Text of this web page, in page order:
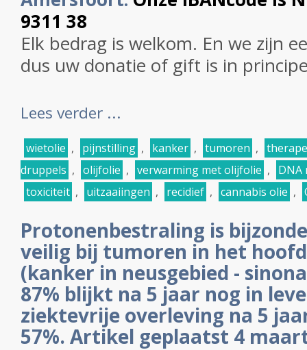
9311 38
Elk bedrag is welkom. En we zijn
dus uw donatie of gift is in
Lees verder ...
wietolie , pijnstilling , kanker , tumoren ,
druppels , olijfolie , verwarming met olijfolie ,
DNA
toxiciteit , uitzaaiingen , recidief , cannabis olie ,
Protonenbestraling is
veilig bij tumoren in het
(kanker in neusgebied -
87% blijkt na 5 jaar nog in
ziektevrije overleving na 5
57%. Artikel geplaatst 4